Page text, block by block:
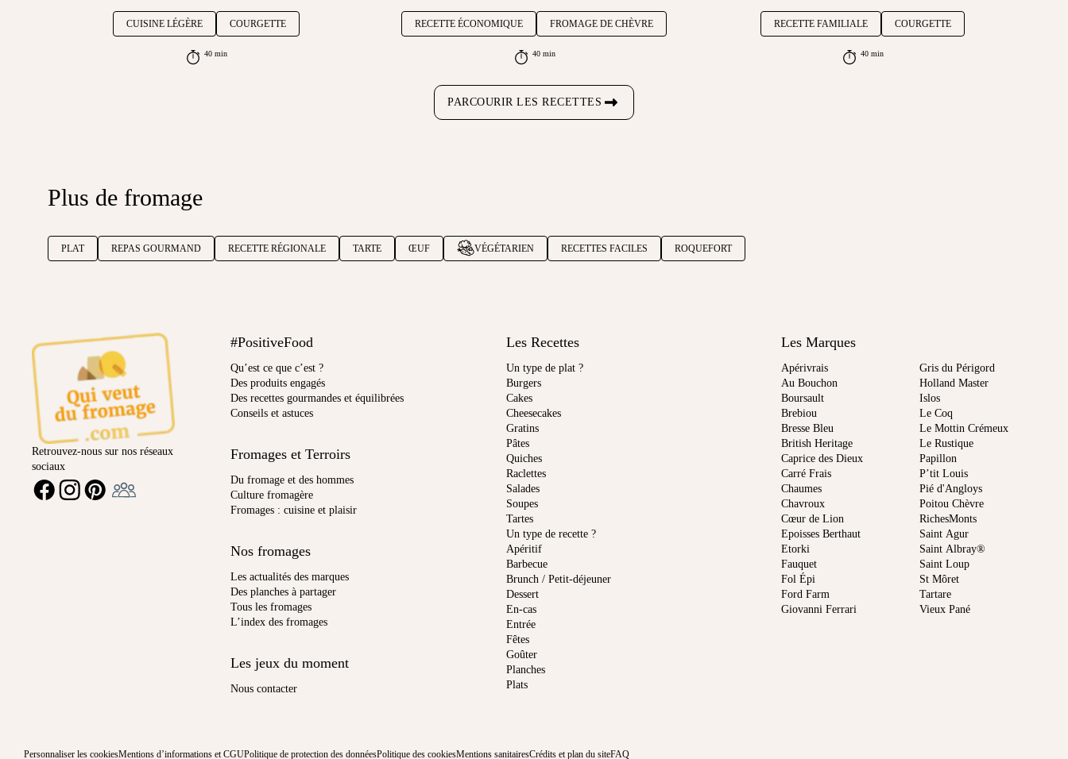
CUISINE LÉGÈRE COURGETTE
40 min
RECETTE ÉCONOMIQUE FROMAGE DE CHÈVRE
40 min
RECETTE FAMILIALE COURGETTE
40 min
PARCOURIR LES RECETTES
Plus de fromage
PLAT REPAS GOURMAND RECETTE RÉGIONALE TARTE ŒUF VÉGÉTARIEN RECETTES FACILES ROQUEFORT
Retrouvez-nous sur nos réseaux
sociaux
FACEBOOKINSTAGRAMPINTEREST
#PositiveFood
Qu’est ce que c’est ?
Des produits engagés
Des recettes gourmandes et équilibrées
Conseils et astuces
Fromages et Terroirs
Du fromage et des hommes
Culture fromagère
Fromages : cuisine et plaisir
Nos fromages
Les actualités des marques
Des planches à partager
Tous les fromages
L’index des fromages
Les jeux du moment
Nous contacter
Les Recettes
Un type de plat ?
Burgers
Cakes
Cheesecakes
Gratins
Pâtes
Quiches
Raclettes
Salades
Soupes
Tartes
Un type de recette ?
Apéritif
Barbecue
Brunch / Petit-déjeuner
Dessert
En-cas
Entrée
Fêtes
Goûter
Planches
Plats
Les Marques
Apérivrais
Au Bouchon
Boursault
Brebiou
Bresse Bleu
British Heritage
Caprice des Dieux
Carré Frais
Chaumes
Chavroux
Cœur de Lion
Epoisses Berthaut
Etorki
Fauquet
Fol Épi
Ford Farm
Giovanni Ferrari
Gris du Périgord
Holland Master
Islos
Le Coq
Le Mottin Crémeux
Le Rustique
Papillon
P’tit Louis
Pié d'Angloys
Poitou Chèvre
RichesMonts
Saint Agur
Saint Albray®
Saint Loup
St Môret
Tartare
Vieux Pané
Personnaliser les cookiesMentions d’informations et CGUPolitique de protection des donnéesPolitique des cookiesMentions sanitairesCrédits et plan du siteFAQ